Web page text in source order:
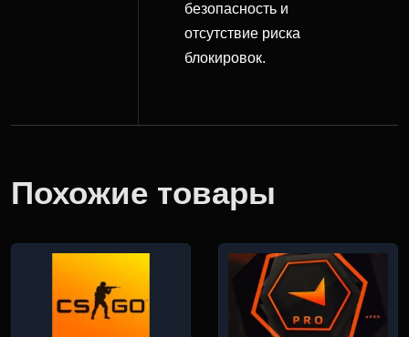
безопасность и
отсутствие риска
блокировок.
Похожие товары